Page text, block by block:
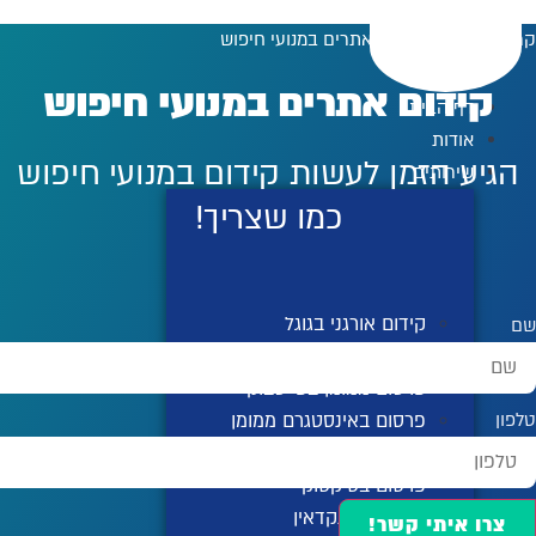
לתוכן
דף הבית
אודות
שירותים
קידום אורגני בגוגל
פרסום ממומן בפייסבוק
פרסום באינסטגרם ממומן
פרסום בטיקטוק
פרסום בלינקדאין
קרויזר דיגיטל קידום אתרים במנועי חיפוש
קידום אתרים במנועי חיפוש
הגיע הזמן לעשות קידום במנועי חיפוש
כמו שצריך!
שם
טלפון
צרו איתי קשר!